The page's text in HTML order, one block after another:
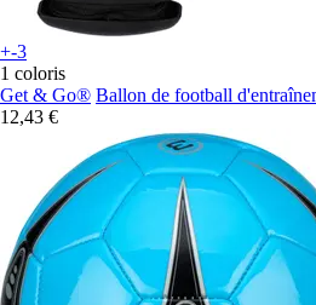
+-3
1 coloris
Get & Go® Ballon de football
12,43 €